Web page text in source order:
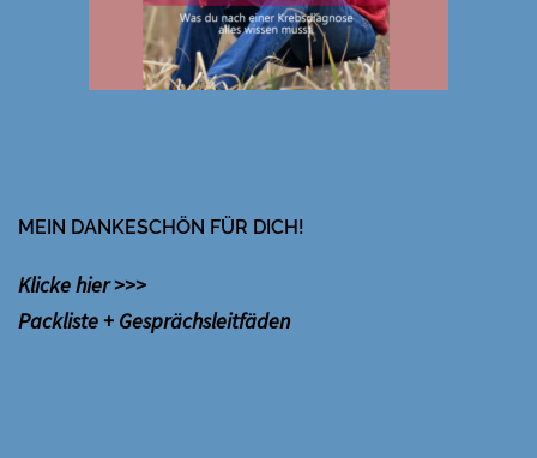
MEIN DANKESCHÖN FÜR DICH!
Klicke hier >>>
Packliste + Gesprächsleitfäden